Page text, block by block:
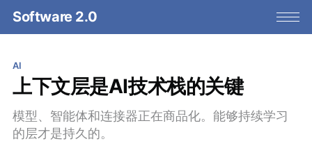
Software 2.0
AI
上下文层是AI技术栈的关键
模型、智能体和连接器正在商品化。能够持续学习
的层才是持久的。